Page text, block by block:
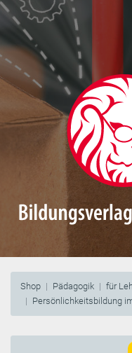
Shop Pädagogik
für
Persönlichkeitsbildung